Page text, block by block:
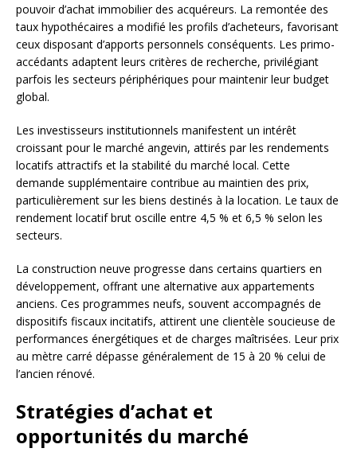
pouvoir d’achat immobilier des acquéreurs. La remontée des
taux hypothécaires a modifié les profils d’acheteurs, favorisant
ceux disposant d’apports personnels conséquents. Les primo-
accédants adaptent leurs critères de recherche, privilégiant
parfois les secteurs périphériques pour maintenir leur budget
global.
Les investisseurs institutionnels manifestent un intérêt
croissant pour le marché angevin, attirés par les rendements
locatifs attractifs et la stabilité du marché local. Cette
demande supplémentaire contribue au maintien des prix,
particulièrement sur les biens destinés à la location. Le taux de
rendement locatif brut oscille entre 4,5 % et 6,5 % selon les
secteurs.
La construction neuve progresse dans certains quartiers en
développement, offrant une alternative aux appartements
anciens. Ces programmes neufs, souvent accompagnés de
dispositifs fiscaux incitatifs, attirent une clientèle soucieuse de
performances énergétiques et de charges maîtrisées. Leur prix
au mètre carré dépasse généralement de 15 à 20 % celui de
l’ancien rénové.
Stratégies d’achat et
opportunités du marché